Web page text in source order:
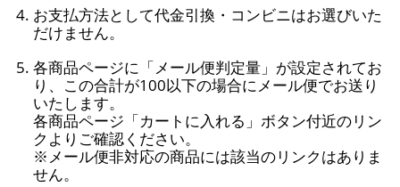
お支払方法として代金引換・コンビニはお選びいた
だけません。
各商品ページに「メール便判定量」が設定されてお
り、この合計が100以下の場合にメール便でお送り
いたします。
各商品ページ「カートに入れる」ボタン付近のリン
クよりご確認ください。
※メール便非対応の商品には該当のリンクはありま
せん。